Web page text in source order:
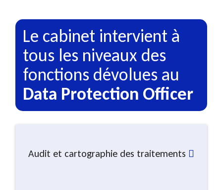
Le cabinet intervient à
tous les niveaux des
fonctions dévolues au
Data Protection Officer
Audit et cartographie des traitements